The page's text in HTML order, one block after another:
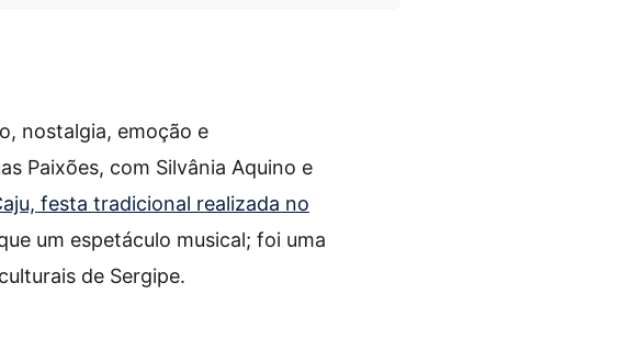
nostalgia, emoção e
Paixões, com Silvânia Aquino e
festa tradicional realizada no
um espetáculo musical; foi uma
de Sergipe.